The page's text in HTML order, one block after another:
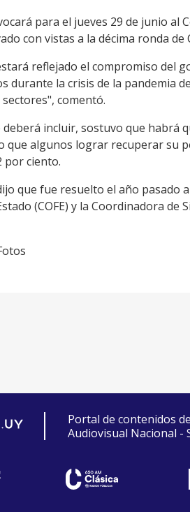
para el jueves 29 de junio
con vistas a la décima ronda de
reflejado el compromiso del
la crisis de la pandemia
comentó.
incluir, sostuvo que habrá
que algunos lograr recuperar su
por ciento.
que fue resuelto el año pasado
(COFE) y la Coordinadora de
Portal de contenidos
Audiovisual Nacional -